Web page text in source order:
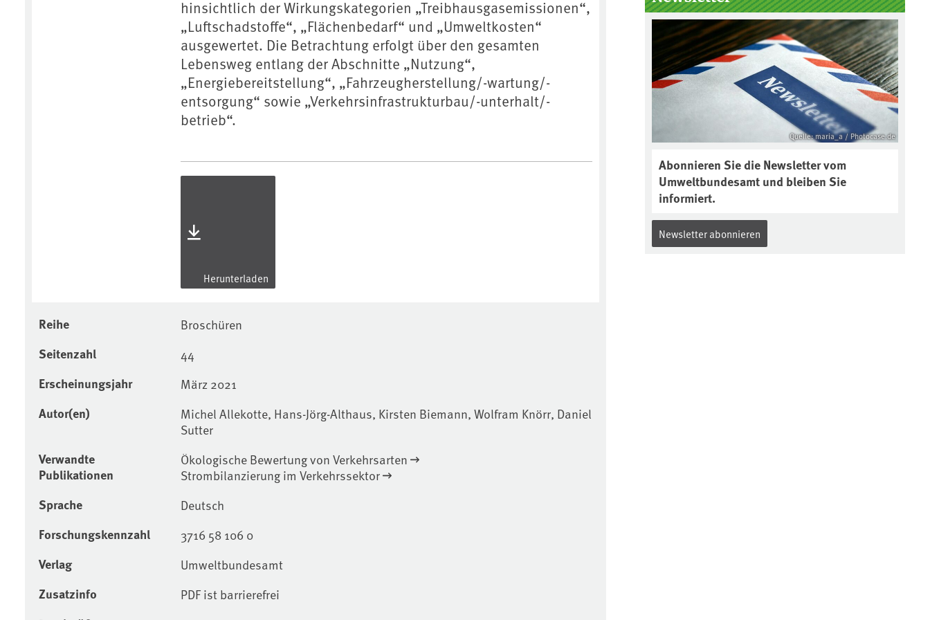
hinsichtlich der Wirkungskategorien „Treibhausgasemissionen“,
„Luftschadstoffe“, „Flächenbedarf“ und „Umweltkosten“
ausgewertet. Die Betrachtung erfolgt über den gesamten
Lebensweg entlang der Abschnitte „Nutzung“,
„Energiebereitstellung“, „Fahrzeugherstellung/-wartung/-
entsorgung“ sowie „Verkehrsinfrastrukturbau/-unterhalt/-
betrieb“.
Herunterladen
Reihe Broschüren
Seitenzahl 44
Erscheinungsjahr März 2021
Autor(en)
Michel Allekotte, Hans-Jörg-Althaus, Kirsten Biemann, Wolfram Knörr, Daniel
Sutter
Verwandte
Publikationen
Ökologische Bewertung von Verkehrsarten
Strombilanzierung im Verkehrssektor
Sprache Deutsch
Forschungskennzahl 3716 58 106 0
Verlag Umweltbundesamt
Zusatzinfo PDF ist barrierefrei
Boden des Jahres ausgewählt und
was passiert eigentlich während
eines solchen Bodenjahres? Infos
dazu gibt es im aktuellen Podcast
„Soilcast“. Jetzt reinhören:
https://soilcast.de/interview/sc20
2-interview-die-kuer-der-krume/
Quelle: maria_a / Photocase.de
Abonnieren Sie die Newsletter vom
Umweltbundesamt und bleiben Sie
informiert.
Newsletter abonnieren